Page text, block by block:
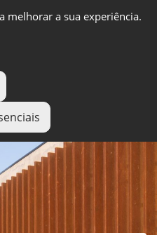
melhorar a sua experiência.